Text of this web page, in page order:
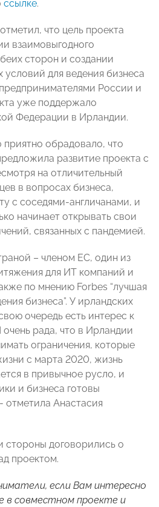
ссылке.
что цель проекта
взаимовыгодного
сторон и создании
условий для ведения бизнеса
России и
уже поддержало
Федерации в Ирландии.
обрадовало, что
развитие проекта с
на отличительный
в вопросах бизнеса,
с соседями-англичанами, и
начинает открывать свои
связанных с пандемией.
– членом ЕС, один из
для ИТ компаний и
по мнению Forbes “лучшая
бизнеса”. У ирландских
очередь есть интерес к
рада, что в Ирландии
ограничения, которые
с марта 2020, жизнь
в привычное русло, и
и бизнеса готовы
отметила Анастасия
стороны договорились о
проектом.
если Вам интересно
в совместном проекте и